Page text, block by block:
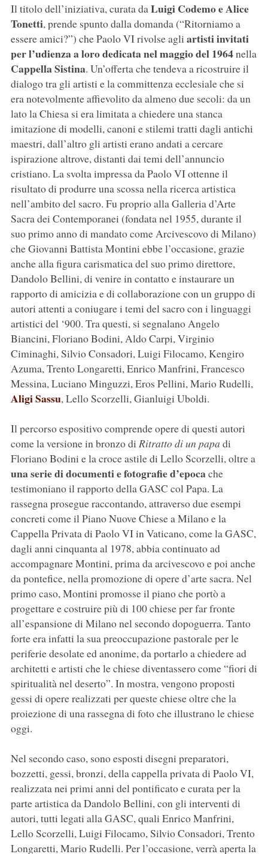
Il titolo dell’iniziativa, curata daLuigi Codemo e Alice
Tonetti, prende spunto dalla domanda (“Ritorniamo a
essere amici?”) che Paolo VI rivolse agli artisti invitati
per l’udienza a loro dedicata nel maggio del 1964nella
Cappella Sistina. Un’offerta che tendeva a ricostruire il
dialogo tra gli artisti e la committenza ecclesiale che si
era notevolmente affievolito da almeno due secoli: da un
lato la Chiesa si era limitata a chiedere una stanca
imitazione di modelli, canoni e stilemi tratti dagli antichi
maestri, dall’altro gli artisti erano andati a cercare
ispirazione altrove, distanti dai temi dell’annuncio
cristiano. La svolta impressa da Paolo VI ottenne il
risultato di produrre una scossa nella ricerca artistica
nell’ambito del sacro. Fu proprio alla Galleria d’Arte
Sacra dei Contemporanei (fondata nel 1955, durante il
suo primo anno di mandato come Arcivescovo di Milano)
che Giovanni Battista Montini ebbe l’occasione, grazie
anche alla figura carismatica del suo primo direttore,
Dandolo Bellini, di venire in contatto e instaurare un
rapporto di amicizia e di collaborazione con un gruppo di
autori attenti a coniugare i temi del sacro con i linguaggi
artistici del ‘900. Tra questi, si segnalano Angelo
Biancini, Floriano Bodini, Aldo Carpi, Virginio
Ciminaghi, Silvio Consadori, Luigi Filocamo, Kengiro
Azuma, Trento Longaretti, Enrico Manfrini, Francesco
Messina, Luciano Minguzzi, Eros Pellini, Mario Rudelli,
Aligi Sassu, Lello Scorzelli, Gianluigi Uboldi.
Il percorso espositivo comprende opere di questi autori
come la versione in bronzo di Ritratto di un papa di
Floriano Bodini e la croce astile di Lello Scorzelli, oltre a
una serie di documenti e fotografie d’epocache
testimoniano il rapporto della GASC col Papa. La
rassegna prosegue raccontando, attraverso due esempi
concreti come il Piano Nuove Chiese a Milano e la
Cappella Privata di Paolo VI in Vaticano, come la GASC,
dagli anni cinquanta al 1978, abbia continuato ad
accompagnare Montini, prima da arcivescovo e poi anche
da pontefice, nella promozione di opere d’arte sacra. Nel
primo caso, Montini promosse il piano che portò a
progettare e costruire più di 100 chiese per far fronte
all’espansione di Milano nel secondo dopoguerra. Tanto
forte era infatti la sua preoccupazione pastorale per le
periferie desolate ed anonime, da portarlo a chiedere ad
architetti e artisti che le chiese diventassero come “fiori di
spiritualità nel deserto”. In mostra, vengono proposti
gessi di opere realizzati per queste chiese oltre che la
proiezione di una rassegna di foto che illustrano le chiese
oggi.
Nel secondo caso, sono esposti disegni preparatori,
bozzetti, gessi, bronzi, della cappella privata di Paolo VI,
realizzata nei primi anni del pontificato e curata per la
parte artistica da Dandolo Bellini, con gli interventi di
autori, tutti legati alla GASC, quali Enrico Manfrini,
Lello Scorzelli, Luigi Filocamo, Silvio Consadori, Trento
Longaretti, Mario Rudelli. Per l’occasione, verrà aperta la